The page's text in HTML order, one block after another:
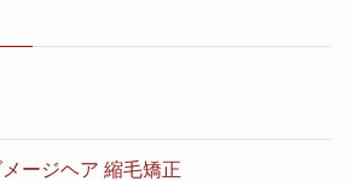
ージヘア 縮毛矯正